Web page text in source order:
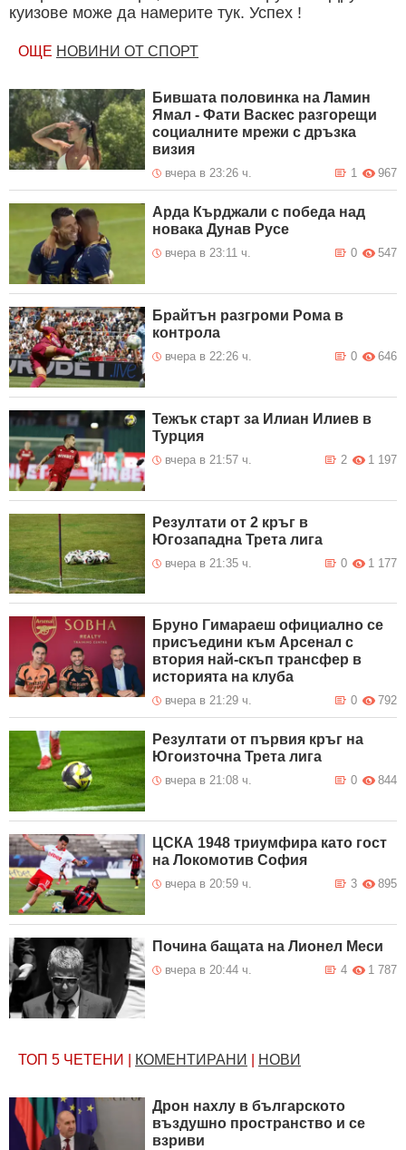
куизове може да намерите тук. Успех !
ОЩЕ НОВИНИ ОТ СПОРТ
Бившата половинка на Ламин
Ямал - Фати Васкес разгорещи
социалните мрежи с дръзка
визия
вчера в 23:26 ч. 967
1
Арда Кърджали с победа над
новака Дунав Русе
вчера в 23:11 ч. 547
0
Брайтън разгроми Рома в
контрола
вчера в 22:26 ч. 646
0
Тежък старт за Илиан Илиев в
Турция
вчера в 21:57 ч. 1 197
2
Резултати от 2 кръг в
Югозападна Трета лига
вчера в 21:35 ч. 1 177
0
Бруно Гимараеш официално се
присъедини към Арсенал с
втория най-скъп трансфер в
историята на клуба
вчера в 21:29 ч. 792
0
Резултати от първия кръг на
Югоизточна Трета лига
вчера в 21:08 ч. 844
0
ЦСКА 1948 триумфира като гост
на Локомотив София
вчера в 20:59 ч. 895
3
Почина бащата на Лионел Меси
вчера в 20:44 ч. 1 787
4
ТОП 5 ЧЕТЕНИ КОМЕНТИРАНИ НОВИ
Дрон нахлу в българското
въздушно пространство и се
взриви